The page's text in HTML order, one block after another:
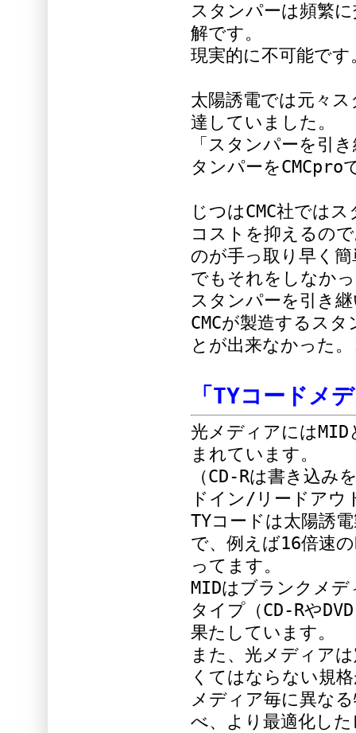
スタンパーは頻繁
解です。
現実的に不可能です
太陽誘電では元々
達していました。
「スタンパーを引
タンパーをCMCpro
じつはCMC社では
コストを抑えるの
のが手っ取り早く
でもそれをしなか
スタンパーを引き
CMCが製造するス
とが出来なかった
「TYコードメ
光メディアには
まれています。
（CD-Rは書き込
ドイン/リードアウ
TYコードは太陽誘
で、例えば16倍速
ってます。
MIDはブランクメ
タイプ（CD-Rや
果たしています。
また、光メディア
くてはならない規
メディア毎に異な
べ、より最適化し